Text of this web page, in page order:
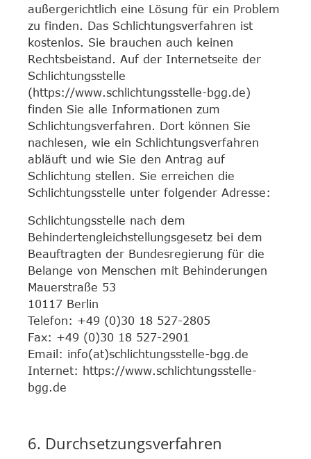
außergerichtlich eine Lösung für ein Problem
zu finden. Das Schlichtungsverfahren ist
kostenlos. Sie brauchen auch keinen
Rechtsbeistand. Auf der Internetseite der
Schlichtungsstelle
(https://www.schlichtungsstelle-bgg.de)
finden Sie alle Informationen zum
Schlichtungsverfahren. Dort können Sie
nachlesen, wie ein Schlichtungsverfahren
abläuft und wie Sie den Antrag auf
Schlichtung stellen. Sie erreichen die
Schlichtungsstelle unter folgender Adresse:
Schlichtungsstelle nach dem
Behindertengleichstellungsgesetz bei dem
Beauftragten der Bundesregierung für die
Belange von Menschen mit Behinderungen
Mauerstraße 53
10117 Berlin
Telefon: +49 (0)30 18 527-2805
Fax: +49 (0)30 18 527-2901
Email: info(at)schlichtungsstelle-bgg.de
Internet: https://www.schlichtungsstelle-
bgg.de
6. Durchsetzungsverfahren